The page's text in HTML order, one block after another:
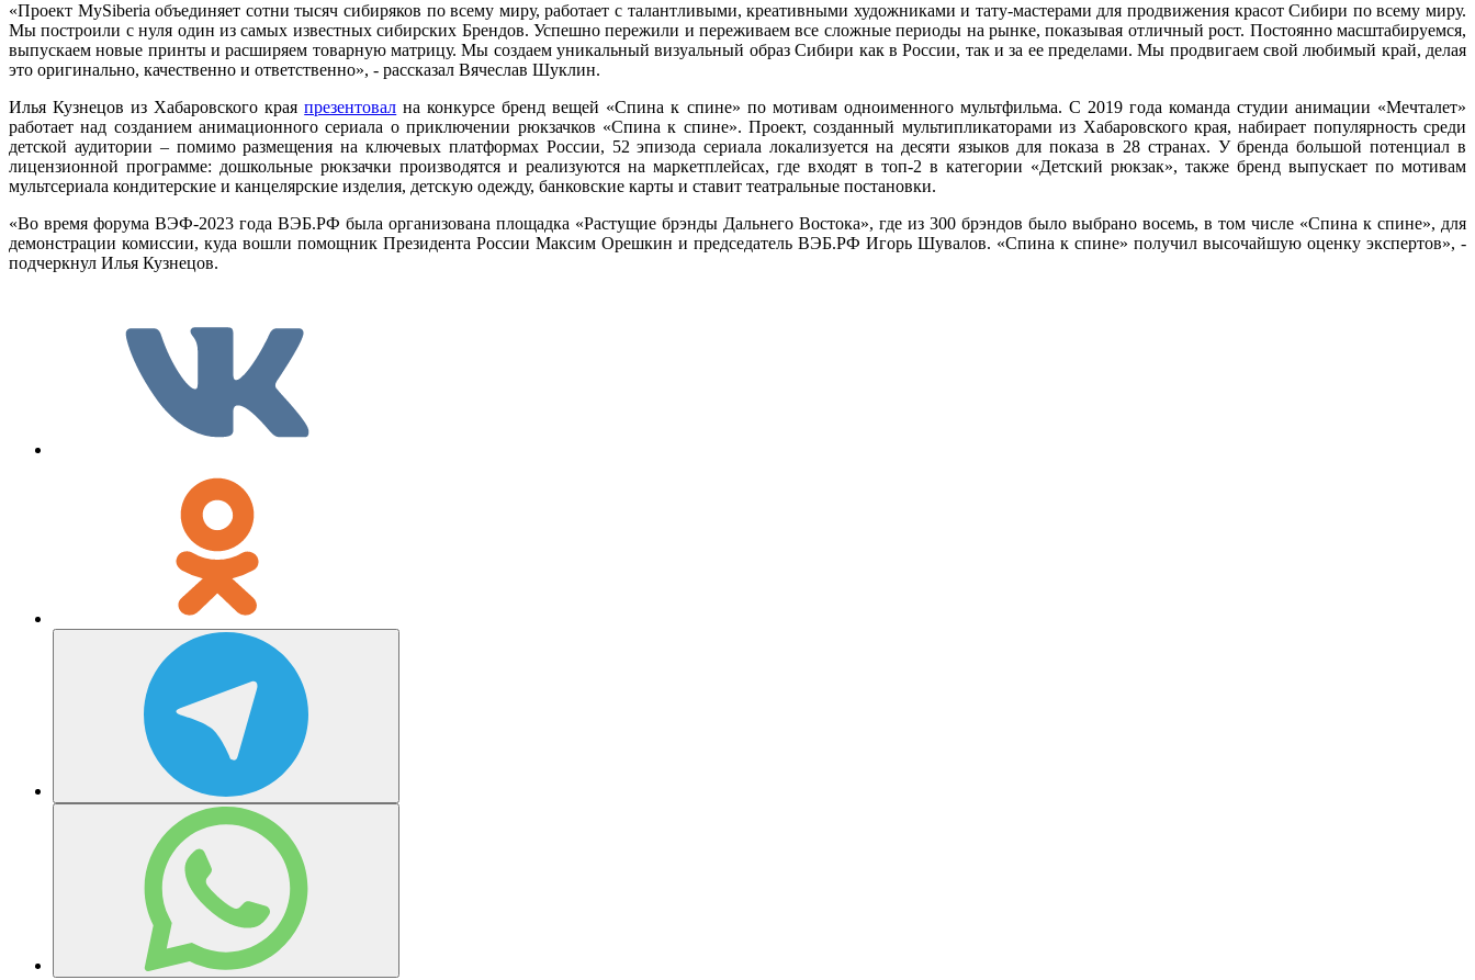
«Проект MySiberia объединяет сотни тысяч сибиряков по всему миру, работает с талантливыми, креативными художниками и тату-мастерами для продвижения красот Сибири по всему миру.
Мы построили с нуля один из самых известных сибирских Брендов. Успешно пережили и переживаем все сложные периоды на рынке, показывая отличный рост. Постоянно масштабируемся,
выпускаем новые принты и расширяем товарную матрицу. Мы создаем уникальный визуальный образ Сибири как в России, так и за ее пределами. Мы продвигаем свой любимый край, делая
это оригинально, качественно и ответственно», - рассказал Вячеслав Шуклин.
Илья Кузнецов из Хабаровского краяпрезентовал на конкурсе бренд вещей «Спина к спине» по мотивам одноименного мультфильма. С 2019 года команда студии анимации «Мечталет»
работает над созданием анимационного сериала о приключении рюкзачков «Спина к спине». Проект, созданный мультипликаторами из Хабаровского края, набирает популярность среди
детской аудитории – помимо размещения на ключевых платформах России, 52 эпизода сериала локализуется на десяти языков для показа в 28 странах. У бренда большой потенциал в
лицензионной программе: дошкольные рюкзачки производятся и реализуются на маркетплейсах, где входят в топ-2 в категории «Детский рюкзак», также бренд выпускает по мотивам
мультсериала кондитерские и канцелярские изделия, детскую одежду, банковские карты и ставит театральные постановки.
«Во время форума ВЭФ-2023 года ВЭБ.РФ была организована площадка «Растущие брэнды Дальнего Востока», где из 300 брэндов было выбрано восемь, в том числе «Спина к спине», для
демонстрации комиссии, куда вошли помощник Президента России Максим Орешкин и председатель ВЭБ.РФ Игорь Шувалов. «Спина к спине» получил высочайшую оценку экспертов», -
подчеркнул Илья Кузнецов.